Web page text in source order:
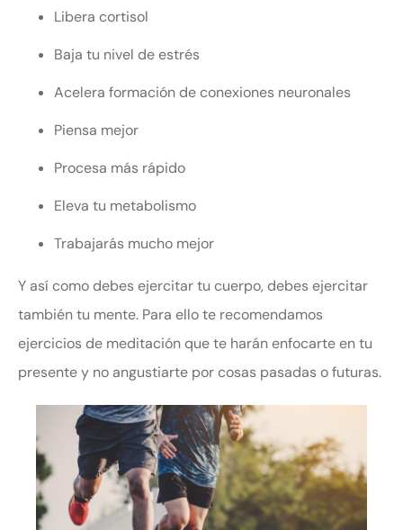
Libera cortisol
Baja tu nivel de estrés
Acelera formación de conexiones neuronales
Piensa mejor
Procesa más rápido
Eleva tu metabolismo
Trabajarás mucho mejor
Y así como debes ejercitar tu cuerpo, debes ejercitar
también tu mente. Para ello te recomendamos
ejercicios de meditación que te harán enfocarte en tu
presente y no angustiarte por cosas pasadas o futuras.